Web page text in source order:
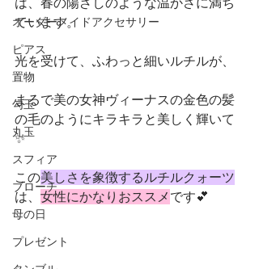
オーダーメイドアクセサリー
ピアス
置物
勾玉
丸玉
スフィア
ブローチ
母の日
プレゼント
ています。
光を受けて、ふわっと細いルチルが、
まるで美の女神ヴィーナスの金色の髪
の毛のようにキラキラと美しく輝いて
✨
この美しさを象徴するルチルクォーツ
は、 女性にかなりおススメ です💕